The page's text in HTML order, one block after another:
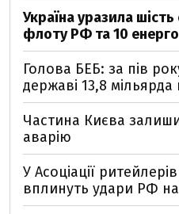
Україна уразила
флоту РФ та 10
Голова БЕБ: за пів
державі 13,8 мільярда
Частина Києва
аварію
У Асоціації
вплинуть удари РФ на